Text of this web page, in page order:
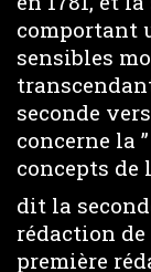
comportant
sensibles
seconde
concerne la
concepts de
dit la
rédaction de
première